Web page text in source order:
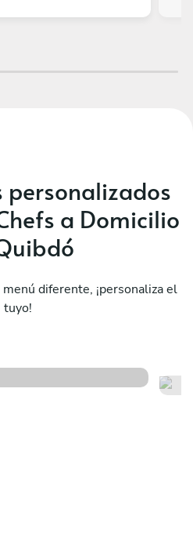
personalizados
a Domicilio
diferente, ¡personaliza el
tuyo!